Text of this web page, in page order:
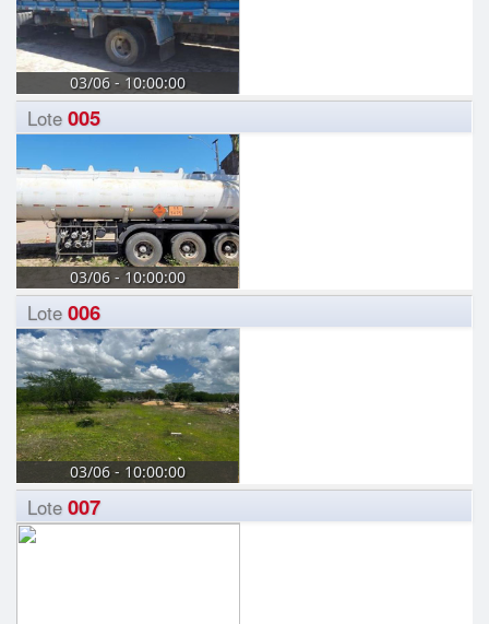
03/06 - 10:00:00
Lote 005
03/06 - 10:00:00
Lote 006
03/06 - 10:00:00
Lote 007